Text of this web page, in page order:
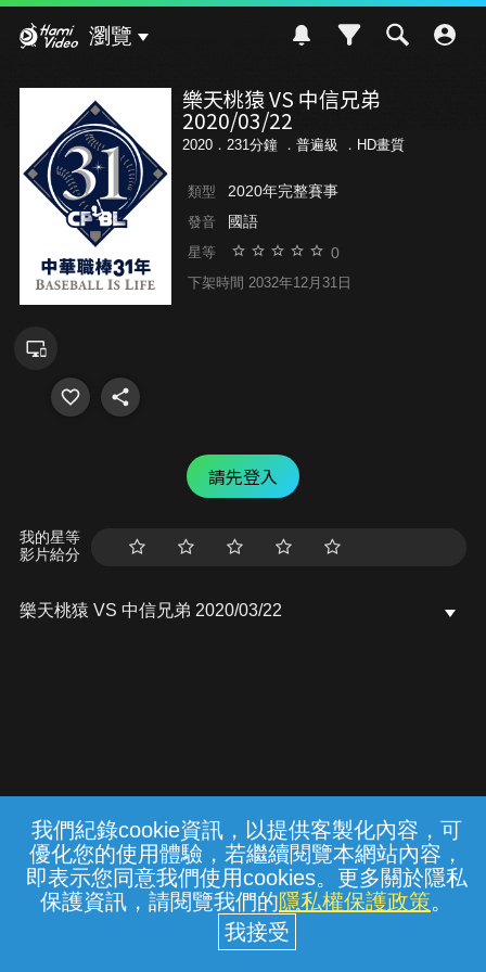
我們紀錄cookie資訊，以提供客製化內容，可
優化您的使用體驗，若繼續閱覽本網站內容，
即表示您同意我們使用cookies。更多關於隱私
保護資訊，請閱覽我們的隱私權保護政策。
瀏覽
樂天桃猿 VS 中信兄弟
2020/03/22
2020．231分鐘 ． 普遍級 ．HD畫質
類型 2020年完整賽事
發音 國語
星等 0
下架時間 2032年12月31日
請先登入
我的星等
影片給分
樂天桃猿 VS 中信兄弟 2020/03/22
常見問題 線上客服 服務條款 隱私權保護
中華電信股份有限公司個人家庭分公司
(統一編號：96979949) © 2026
{{notifyMsg}}